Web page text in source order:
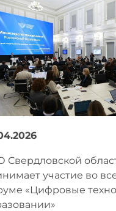
Свердловской
участие во
«Цифровые